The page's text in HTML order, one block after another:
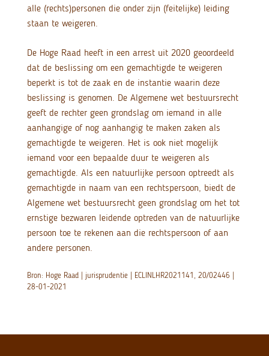
alle (rechts)personen die onder zijn (feitelijke) leiding
staan te weigeren.
De Hoge Raad heeft in een arrest uit 2020 geoordeeld
dat de beslissing om een gemachtigde te weigeren
beperkt is tot de zaak en de instantie waarin deze
beslissing is genomen. De Algemene wet bestuursrecht
geeft de rechter geen grondslag om iemand in alle
aanhangige of nog aanhangig te maken zaken als
gemachtigde te weigeren. Het is ook niet mogelijk
iemand voor een bepaalde duur te weigeren als
gemachtigde. Als een natuurlijke persoon optreedt als
gemachtigde in naam van een rechtspersoon, biedt de
Algemene wet bestuursrecht geen grondslag om het tot
ernstige bezwaren leidende optreden van de natuurlijke
persoon toe te rekenen aan die rechtspersoon of aan
andere personen.
Bron: Hoge Raad | jurisprudentie | ECLINLHR2021141, 20/02446 |
28-01-2021